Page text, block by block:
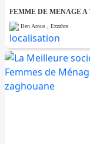
Ben Arous , Ezzahra